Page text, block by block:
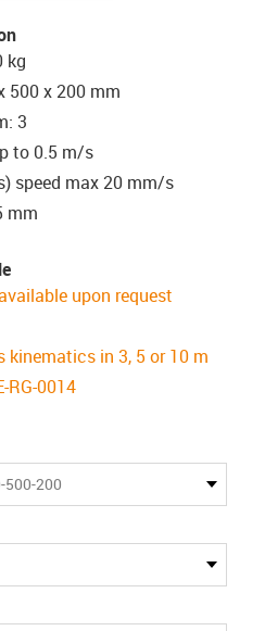
kg
500 x 200 mm
3
to 0.5 m/s
speed max 20 mm/s
mm
upon request
kinematics in 3, 5 or 10 m
RG-0014
500-200